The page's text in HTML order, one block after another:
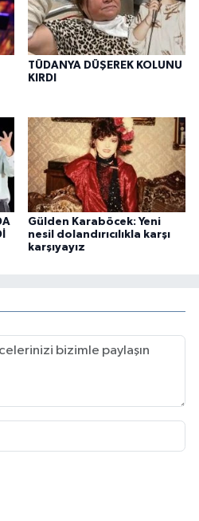
TÜDANYA DÜŞEREK KOLUNU
KIRDI
Gülden Karaböcek: Yeni
nesil dolandırıcılıkla karşı
karşıyayız